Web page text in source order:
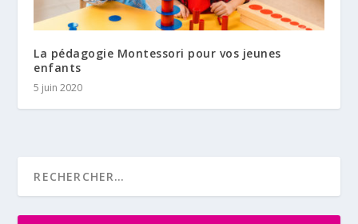
La pédagogie Montessori pour vos jeunes
enfants
5 juin 2020